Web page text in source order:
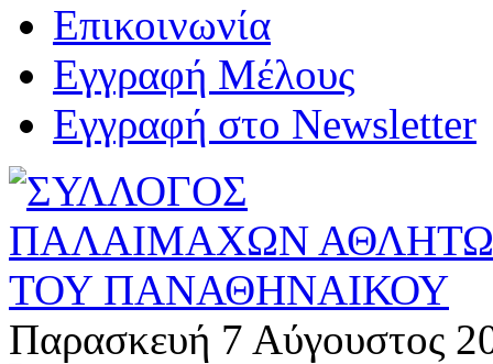
Επικοινωνία
Εγγραφή Μέλους
Εγγραφή στο Newsletter
Παρασκευή 7 Αύγουστος